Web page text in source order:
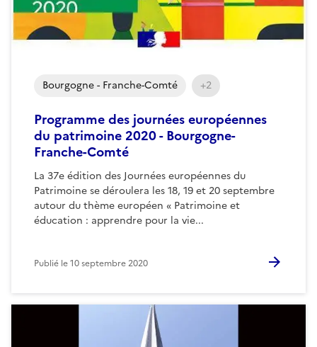
Programme des journées européennes
du patrimoine 2020 - Bourgogne-
Franche-Comté
La 37e édition des Journées européennes du
Patrimoine se déroulera les 18, 19 et 20 septembre
autour du thème européen « Patrimoine et
éducation : apprendre pour la vie...
Bourgogne - Franche-Comté +2
Publié le10 septembre 2020